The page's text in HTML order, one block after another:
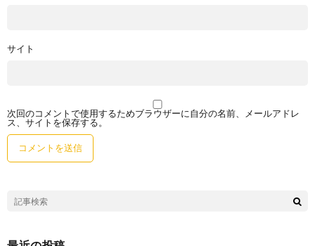
サイト
次回のコメントで使用するためブラウザーに自分の名前、メールアドレ
ス、サイトを保存する。